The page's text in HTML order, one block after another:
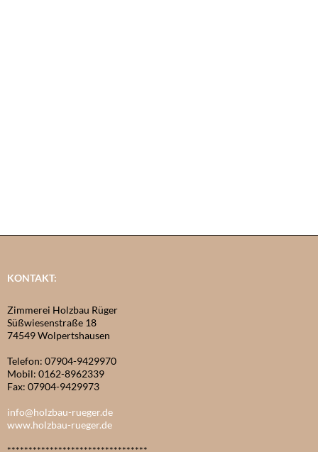
KONTAKT:
Zimmerei Holzbau Rüger
Süßwiesenstraße 18
74549 Wolpertshausen
Telefon: 07904-9429970
Mobil: 0162-8962339
Fax: 07904-9429973
info@holzbau-rueger.de
www.holzbau-rueger.de